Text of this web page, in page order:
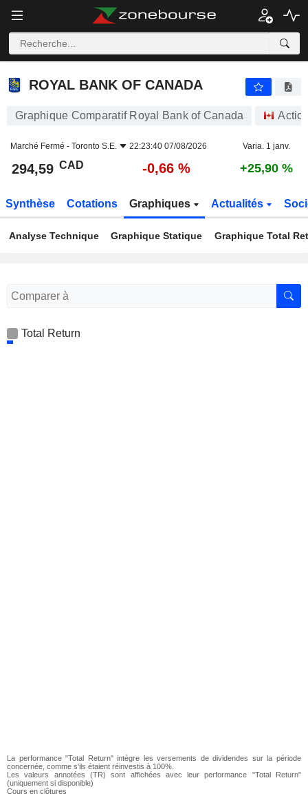
ROYAL BANK OF CANADA
ROYAL BANK OF CANADA
Graphique Comparatif Royal Bank of Canada
Marché Fermé - Toronto S.E. 22:23:40 07/08/2026 Varia. 1 janv.
294,59 CAD -0,66 % +25,90 %
Synthèse Cotations Graphiques Actualités
Analyse Technique Graphique Statique Graphique Total
Total Return
La performance "Total Return" intègre les versements de dividendes sur la période
concernée, comme s'ils étaient réinvestis à 100%.
Les valeurs annotées (TR) sont affichées avec leur performance "Total Return"
(uniquement si disponible)
Cours en clôtures